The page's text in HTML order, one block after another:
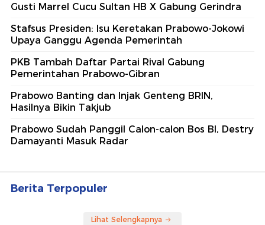
Gusti Marrel Cucu Sultan HB X Gabung Gerindra
Stafsus Presiden: Isu Keretakan Prabowo-Jokowi
Upaya Ganggu Agenda Pemerintah
PKB Tambah Daftar Partai Rival Gabung
Pemerintahan Prabowo-Gibran
Prabowo Banting dan Injak Genteng BRIN,
Hasilnya Bikin Takjub
Prabowo Sudah Panggil Calon-calon Bos BI, Destry
Damayanti Masuk Radar
Berita Terpopuler
Lihat Selengkapnya